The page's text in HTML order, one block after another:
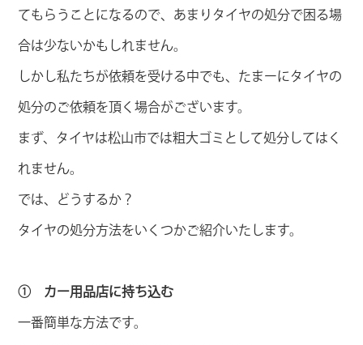
てもらうことになるので、あまりタイヤの処分で困る場
合は少ないかもしれません。
しかし私たちが依頼を受ける中でも、たまーにタイヤの
処分のご依頼を頂く場合がございます。
まず、タイヤは松山市では粗大ゴミとして処分してはく
れません。
では、どうするか？
タイヤの処分方法をいくつかご紹介いたします。
① カー用品店に持ち込む
一番簡単な方法です。